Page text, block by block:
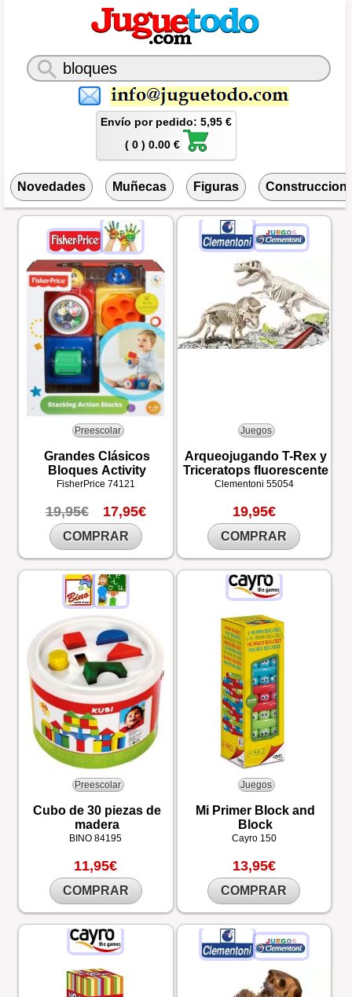
Envío por pedido: 5,95 €
( 0 ) 0.00 €
Novedades Muñecas Figuras
Preescolar
Grandes Clásicos
Bloques Activity
FisherPrice 74121
19,95€ 17,95€
COMPRAR
Juegos
Arqueojugando T-Rex y
Triceratops fluorescente
Clementoni 55054
19,95€
COMPRAR
Preescolar
Cubo de 30 piezas de
madera
BINO84195
11,95€
COMPRAR
Juegos
Mi Primer Block and
Block
Cayro 150
13,95€
COMPRAR